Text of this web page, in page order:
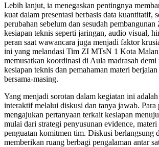
Lebih lanjut, ia menegaskan pentingnya
kuat dalam presentasi berbasis data kuantitatif,
perubahan sebelum dan sesudah
kesiapan teknis seperti jaringan, audio visual,
peran saat wawancara juga menjadi faktor
ini yang melandasi Tim ZI MTsN 1 Kota
memusatkan koordinasi di Aula madrasah demi
kesiapan teknis dan pemahaman materi
bersama-masing.
Yang menjadi sorotan dalam kegiatan ini
interaktif melalui diskusi dan tanya jawab. Para
mengajukan pertanyaan terkait kesiapan
mulai dari strategi penyusunan evidence,
penguatan komitmen tim. Diskusi berlangsung
memberikan ruang berbagi pengalaman antar